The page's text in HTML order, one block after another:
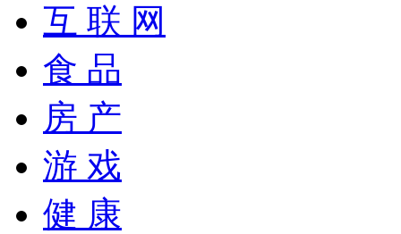
互 联 网
食 品
房 产
游 戏
健 康